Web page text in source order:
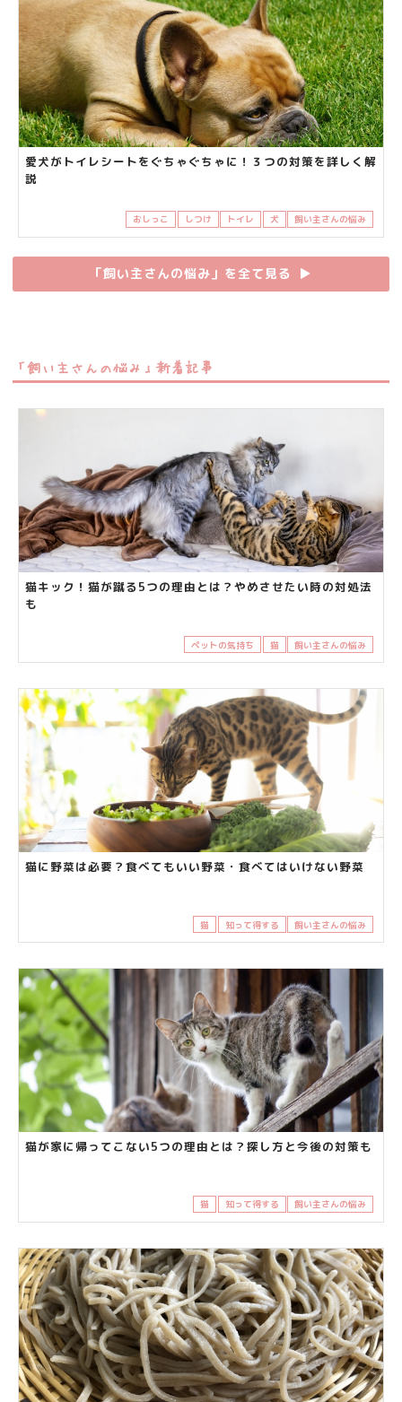
愛犬がトイレシートをぐちゃぐちゃに！３つの対策を詳しく解
説
おしっこ しつけ トイレ 犬 飼い主さんの悩み
「飼い主さんの悩み」を全て見る ▶︎
「飼い主さんの悩み」新着記事
猫キック！猫が蹴る5つの理由とは？やめさせたい時の対処法
も
ペットの気持ち 猫 飼い主さんの悩み
猫に野菜は必要？食べてもいい野菜・食べてはいけない野菜
猫 知って得する 飼い主さんの悩み
猫が家に帰ってこない5つの理由とは？探し方と今後の対策も
猫 知って得する 飼い主さんの悩み